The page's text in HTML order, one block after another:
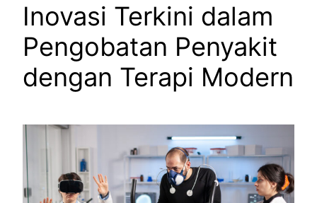
Inovasi Terkini dalam
Pengobatan Penyakit
dengan Terapi Modern